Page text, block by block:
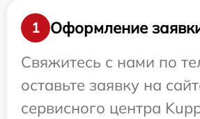
1
Оформление
Свяжитесь с нами по
оставьте заявку на
сервисного центра